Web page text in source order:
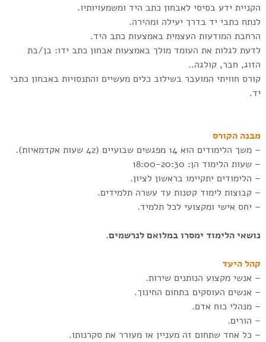
הקניית ידע בסיסי לאבחון כתב היד ומשמעויותיו.
לנתח כתבי יד בדרך יעילה ומהירה.
הרחבת המודעות העצמית באמצעות כתב היד.
לדעת לגלות את העומד מולך באמצעות אבחון כתב ידו: בן/בת
הזוג, חבר, קולגה..
קורס חוויתי המועבר בשילוב כלים מעשיים והתנסויות באבחון כתבי
יד.
מבנה הקורס
– משך הלימודים הוא 14 מפגשים שבועיים (42 שעות אקדמאיות).
– שעות הלימוד הן: 18:00-20:30
– הלימודים יתקיימו בראשון לציון.
– קבוצות לימוד קטנות עד עשרה תלמידים.
– יחס אישי ומקצועי לכל תלמיד.
נושאי הלימוד ימסרו במלואם לנרשמים.
קהל היעד
– אנשי מקצוע הנותנים שירות.
– אנשים העוסקים בתחום החינוך.
– מנהלי כוח אדם.
– הורים.
– כל אחד שתחום זה מעניין או מעורר את סקרנותו.